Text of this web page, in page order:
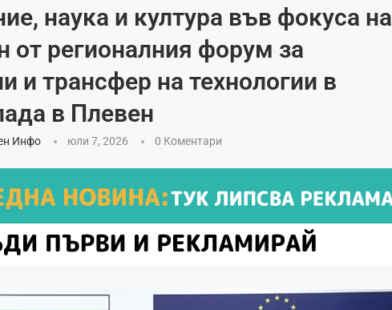
наука и култура във фокуса на
от регионалния форум за
и трансфер на технологии в
в Плевен
Инфо юли 7, 2026 0 Коментари